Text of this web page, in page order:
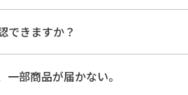
できますか？
部商品が届かない。